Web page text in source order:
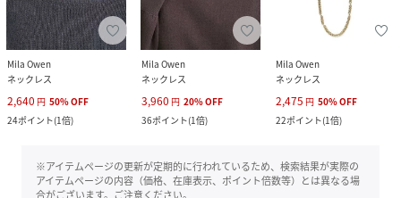
Mila Owen
ネックレス
2,640 円 50%OFF
24ポイント(1倍)
Mila Owen
ネックレス
3,960 円 20%OFF
36ポイント(1倍)
Mila Owen
ネックレス
2,475 円 50%OFF
22ポイント(1倍)
※アイテムページの更新が定期的に行われているため、検索結果が実際の
アイテムページの内容（価格、在庫表示、ポイント倍数等）とは異なる場
合がございます。ご注意ください。